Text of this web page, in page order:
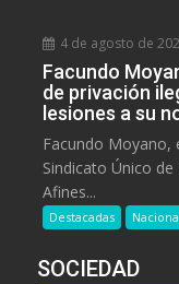
4 de agosto de
Facundo
de privación
lesiones a su
Facundo Moyano,
Sindicato Único
Afines...
Destacadas
SOCIEDAD